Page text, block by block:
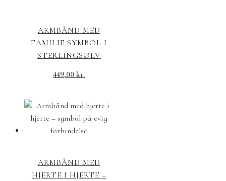
ARMBÅND MED
FAMILIE SYMBOL I
STERLINGSØLV
449,00kr.
ARMBÅND MED
HJERTE I HJERTE –